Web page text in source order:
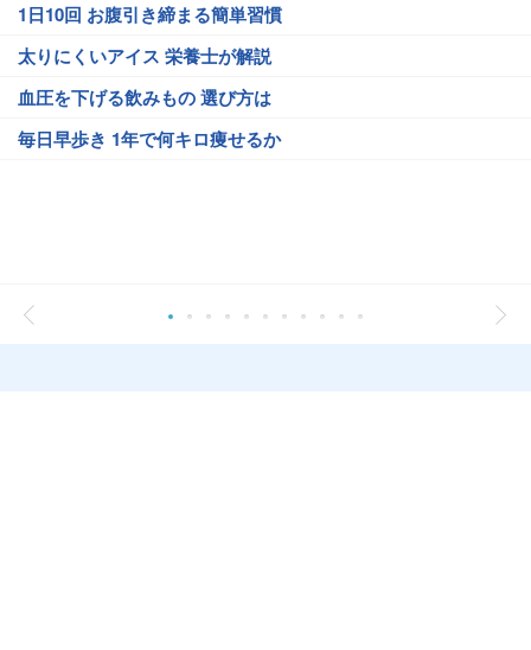
1日10回 お腹引き締まる簡単習慣
太りにくいアイス 栄養士が解説
血圧を下げる飲みもの 選び方は
毎日早歩き 1年で何キロ痩せるか